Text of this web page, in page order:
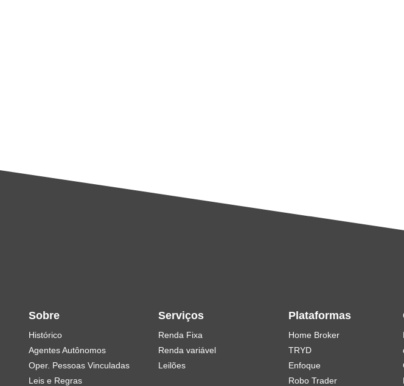
Sobre
Histórico
Agentes Autônomos
Oper. Pessoas Vinculadas
Leis e Regras
Serviços
Renda Fixa
Renda variável
Leilões
Plataformas
Home Broker
TRYD
Enfoque
Robo Trader